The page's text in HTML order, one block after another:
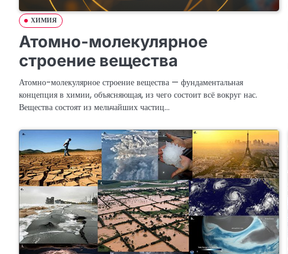
ХИМИЯ
Атомно-молекулярное
строение вещества
Атомно-молекулярное строение вещества — фундаментальная
концепция в химии, объясняющая, из чего состоит всё вокруг нас.
Вещества состоят из мельчайших частиц…